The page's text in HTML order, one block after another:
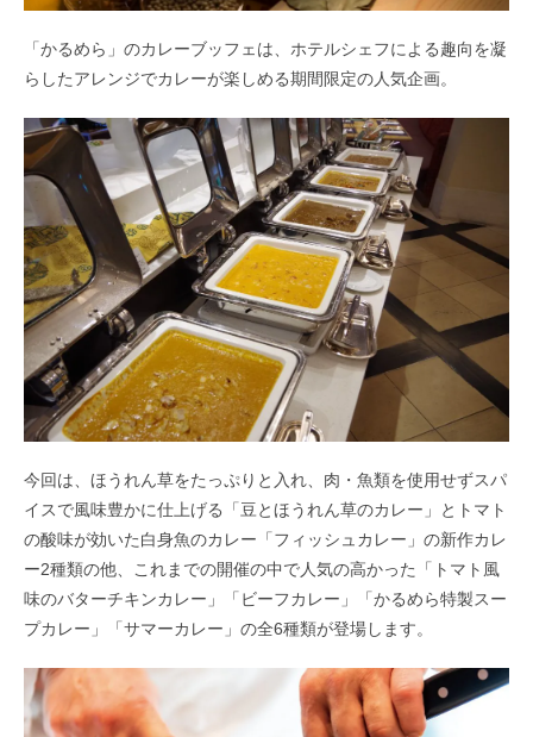
「かるめら」のカレーブッフェは、ホテルシェフによる趣向を凝
らしたアレンジでカレーが楽しめる期間限定の人気企画。
今回は、ほうれん草をたっぷりと入れ、肉・魚類を使用せずスパ
イスで風味豊かに仕上げる「豆とほうれん草のカレー」とトマト
の酸味が効いた白身魚のカレー「フィッシュカレー」の新作カレ
ー2種類の他、これまでの開催の中で人気の高かった「トマト風
味のバターチキンカレー」「ビーフカレー」「かるめら特製スー
プカレー」「サマーカレー」の全6種類が登場します。